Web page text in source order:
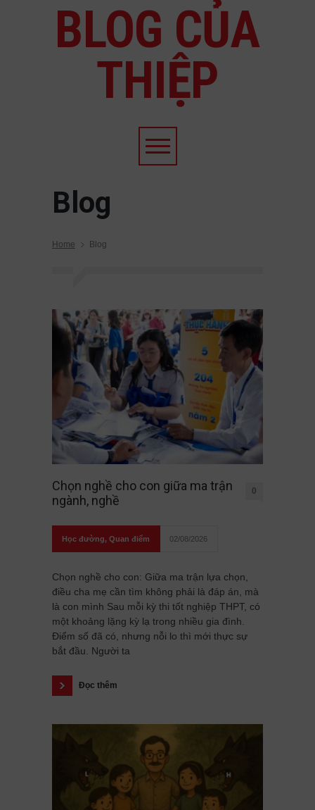
BLOG CỦA
THIỆP
Blog
Home Blog
Chọn nghề cho con giữa ma trận
ngành, nghề
0
Học đường, Quan điểm 02/08/2026
Chọn nghề cho con: Giữa ma trận lựa chọn,
điều cha mẹ cần tìm không phải là đáp án, mà
là con mình Sau mỗi kỳ thi tốt nghiệp THPT, có
một khoảng lặng kỳ lạ trong nhiều gia đình.
Điểm số đã có, nhưng nỗi lo thì mới thực sự
bắt đầu. Người ta
Đọc thêm